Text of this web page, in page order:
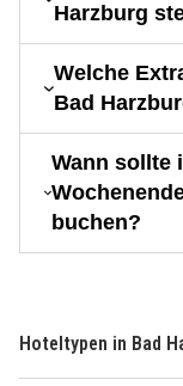
Harzburg
Welche
Bad
Wann sollte
buchen?
Hoteltypen in Bad